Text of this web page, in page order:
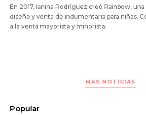
En 2017, Ianina Rodríguez creó Rainbow,
diseño y venta de indumentaria para niñas.
a la venta mayorista y minorista.
MAS NOTICIAS
Popular